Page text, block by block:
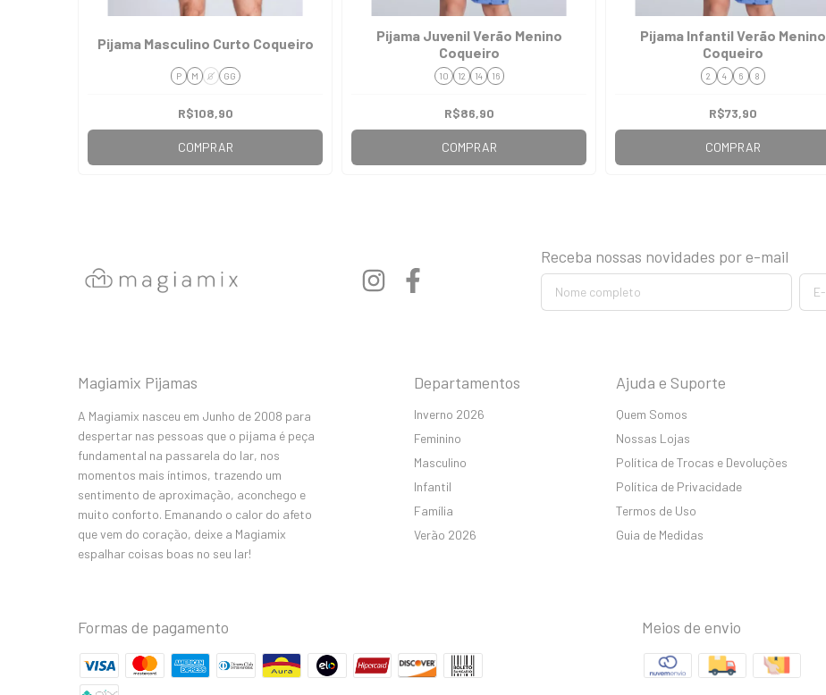
Pijama Masculino Curto Coqueiro
P M G GG
R$108,90
COMPRAR
Pijama Juvenil Verão Menino
Coqueiro
10 12 14 16
R$86,90
COMPRAR
Pijama Infantil Verão Menino
Coqueiro
2 4 6 8
R$73,90
COMPRAR
Receba nossas novidades por e-mail
Magiamix Pijamas
A Magiamix nasceu em Junho de 2008 para
despertar nas pessoas que o pijama é peça
fundamental na passarela do lar, nos
momentos mais íntimos, trazendo um
sentimento de aproximação, aconchego e
muito conforto. Emanando o calor do afeto
que vem do coração, deixe a Magiamix
espalhar coisas boas no seu lar!
Departamentos
Inverno 2026
Feminino
Masculino
Infantil
Família
Verão 2026
Ajuda e Suporte
Quem Somos
Nossas Lojas
Política de Trocas e Devoluções
Política de Privacidade
Termos de Uso
Guia de Medidas
Formas de pagamento Meios de envio